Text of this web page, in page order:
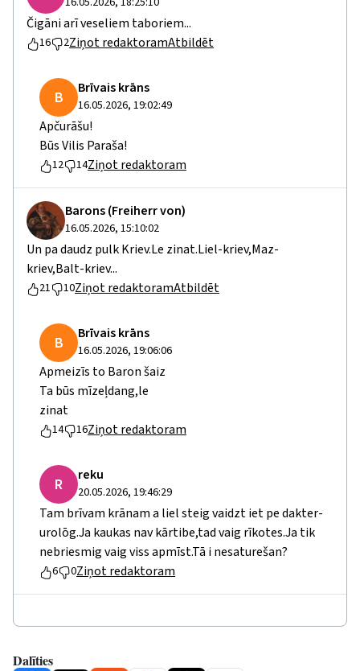
Čigāni arī veseliem taboriem...
16 2Ziņot redaktoramAtbildēt
B Brīvais krāns
16.05.2026, 19:02:49
Apčurāšu!
Būs Vilis Paraša!
12 14Ziņot redaktoram
Barons (Freiherr von)
16.05.2026, 15:10:02
Un pa daudz pulk Kriev.Le zinat.Liel-kriev,Maz-
kriev,Balt-kriev...
21 10Ziņot redaktoramAtbildēt
B Brīvais krāns
16.05.2026, 19:06:06
Apmeizīs to Baron šaiz
Ta būs mīzeļdang,le
zinat
14 16Ziņot redaktoram
R reku
20.05.2026, 19:46:29
Tam brīvam krānam a liel steig vaidzt iet pe dakter-
urolōg.Ja kaukas nav kārtibe,tad vaig rīkotes.Ja tik
nebriesmig vaig viss apmīst.Tā i nesaturešan?
6 0Ziņot redaktoram
Dalīties